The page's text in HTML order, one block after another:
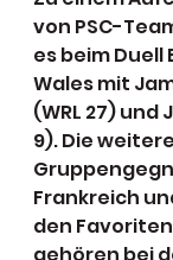
von PSC-
es beim Duell
Wales mit
(WRL 27) und
9). Die
Frankreich
den